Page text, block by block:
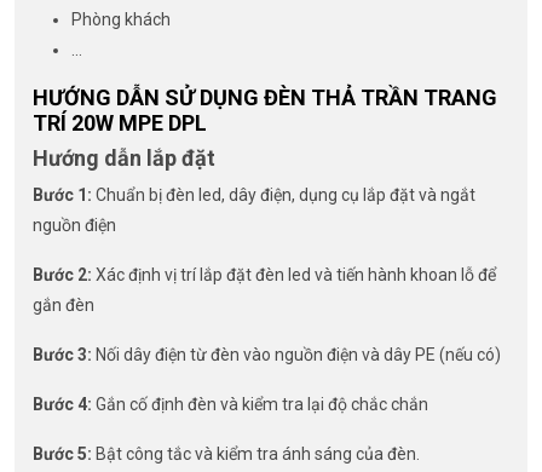
Phòng khách
HƯỚNG DẪN SỬ DỤNG ĐÈN THẢ TRẦN TRANG
TRÍ 20W MPE DPL
Hướng dẫn lắp đặt
Bước 1: Chuẩn bị đèn led, dây điện, dụng cụ lắp đặt và ngắt
nguồn điện
Bước 2: Xác định vị trí lắp đặt đèn led và tiến hành khoan lỗ để
gắn đèn
Bước 3: Nối dây điện từ đèn vào nguồn điện và dây PE (nếu có)
Bước 4: Gắn cố định đèn và kiểm tra lại độ chắc chắn
Bước 5: Bật công tắc và kiểm tra ánh sáng của đèn.